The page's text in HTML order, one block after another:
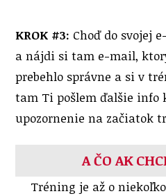
KROK #3: Choď do svojej
a nájdi si tam e-mail,
prebehlo správne a si v
tam Ti pošlem ďalšie info
upozornenie na začiatok
A ČO AK
Tréning je až o